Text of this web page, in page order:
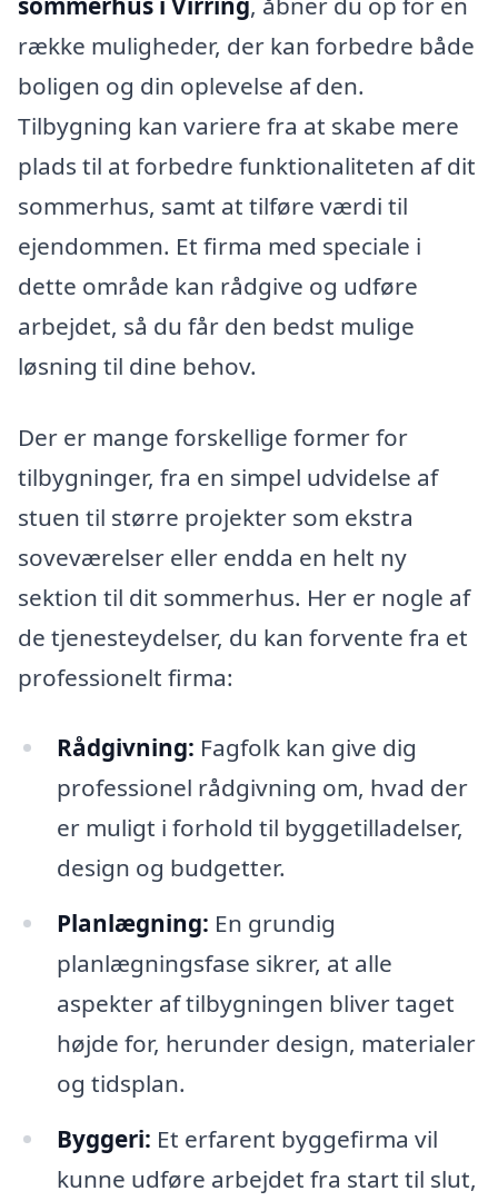
række muligheder, der kan forbedre både
boligen og din oplevelse af den.
Tilbygning kan variere fra at skabe mere
plads til at forbedre funktionaliteten af dit
sommerhus, samt at tilføre værdi til
ejendommen. Et firma med speciale i
dette område kan rådgive og udføre
arbejdet, så du får den bedst mulige
løsning til dine behov.
Der er mange forskellige former for
tilbygninger, fra en simpel udvidelse af
stuen til større projekter som ekstra
soveværelser eller endda en helt ny
sektion til dit sommerhus. Her er nogle af
de tjenesteydelser, du kan forvente fra et
professionelt firma:
Rådgivning: Fagfolk kan give dig
professionel rådgivning om, hvad der
er muligt i forhold til byggetilladelser,
design og budgetter.
Planlægning: En grundig
planlægningsfase sikrer, at alle
aspekter af tilbygningen bliver taget
højde for, herunder design, materialer
og tidsplan.
Byggeri: Et erfarent byggefirma vil
kunne udføre arbejdet fra start til slut,